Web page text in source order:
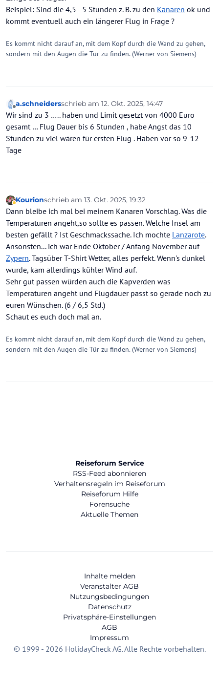
Beispiel: Sind die 4,5 - 5 Stunden z. B. zu den Kanaren ok und
kommt eventuell auch ein längerer Flug in Frage ?
Es kommt nicht darauf an, mit dem Kopf durch die Wand zu gehen,
sondern mit den Augen die Tür zu finden. (Werner von Siemens)
Offline
a.schneidersschrieb am 12. Okt. 2025, 14:47
zuletzt editiert von a.schneiders
Wir sind zu 3 ….. haben und Limit gesetzt von 4000 Euro
gesamt … Flug Dauer bis 6 Stunden , habe Angst das 10
Stunden zu viel wären für ersten Flug . Haben vor so 9-12
Tage
Abwesend
Kourionschrieb am 13. Okt. 2025, 19:32
zuletzt editiert von Kourion
Dann bleibe ich mal bei meinem Kanaren Vorschlag. Was die
Temperaturen angeht,so sollte es passen. Welche Insel am
besten gefällt ? Ist Geschmackssache. Ich mochte Lanzarote.
Ansonsten... ich war Ende Oktober / Anfang November auf
Zypern. Tagsüber T-Shirt Wetter, alles perfekt. Wenn's dunkel
wurde, kam allerdings kühler Wind auf.
Sehr gut passen würden auch die Kapverden was
Temperaturen angeht und Flugdauer passt so gerade noch zu
euren Wünschen. (6 / 6,5 Std.)
Schaut es euch doch mal an.
Es kommt nicht darauf an, mit dem Kopf durch die Wand zu gehen,
sondern mit den Augen die Tür zu finden. (Werner von Siemens)
Reiseforum Service
RSS-Feed abonnieren
Verhaltensregeln im Reiseforum
Reiseforum Hilfe
Forensuche
Aktuelle Themen
Inhalte melden
Veranstalter AGB
Nutzungsbedingungen
Datenschutz
Privatsphäre-Einstellungen
AGB
Impressum
© 1999 - 2026 HolidayCheck AG. Alle Rechte vorbehalten.